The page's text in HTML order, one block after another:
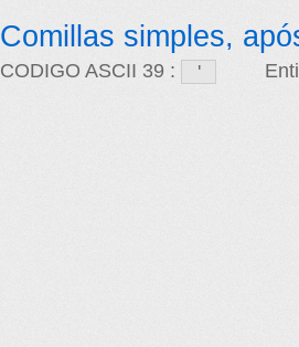
Comillas simples,
CODIGO ASCII 39 :